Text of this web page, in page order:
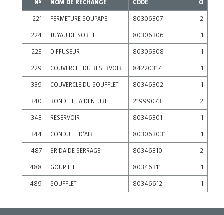
Nº NOM DE RECHANGE CODE Q
221 FERMETURE SOUPAPE 80306307 2
224 TUYAU DE SORTIE 80306306 1
225 DIFFUSEUR 80306308 1
229 COUVERCLE DU RESERVOIR 84220317 1
339 COUVERCLE DU SOUFFLET 80346302 1
340 RONDELLE A DENTURE 21999073 2
343 RESERVOIR 80346301 1
344 CONDUITE D’AIR 803063031 1
487 BRIDA DE SERRAGE 80346310 2
488 GOUPILLE 80346311 1
489 SOUFFLET 80346612 1